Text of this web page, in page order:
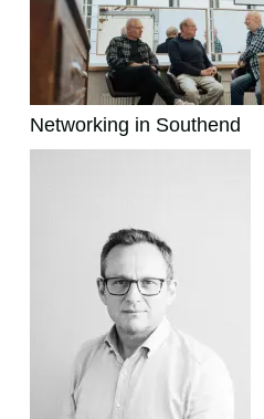
Networking in Southend